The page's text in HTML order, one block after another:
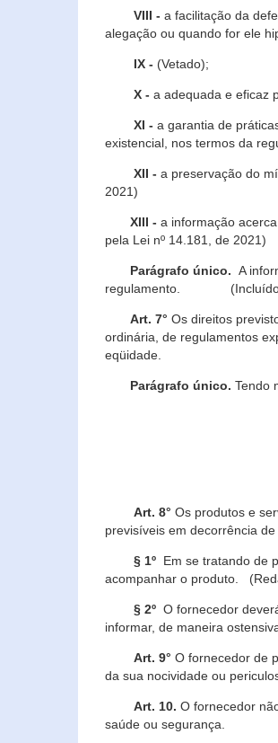
VIII - a facilitação da
alegação ou quando for ele
IX - (Vetado);
X - a adequada e eficaz
XI - a garantia de
existencial, nos termos da
XII - a preservação do
2021)
XIII - a informação
pela Lei nº 14.181, de 2021)
Parágrafo único. A
regulamento. (Incluído
Art. 7° Os direitos
ordinária, de regulamentos
eqüidade.
Parágrafo único. Tendo
Art. 8° Os produtos e
previsíveis em decorrência
§ 1º Em se tratando de
acompanhar o produto.
§ 2º O fornecedor
informar, de maneira
Art. 9° O fornecedor de
da sua nocividade ou
Art. 10. O fornecedor
saúde ou segurança.